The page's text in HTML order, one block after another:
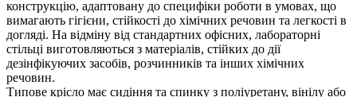
конструкцію, адаптовану до специфіки роботи в умовах, що
вимагають гігієни, стійкості до хімічних речовин та легкості в
догляді. На відміну від стандартних офісних, лабораторні
стільці виготовляються з матеріалів, стійких до дії
дезінфікуючих засобів, розчинників та інших хімічних
речовин.
Типове крісло має сидіння та спинку з поліуретану, вінілу або